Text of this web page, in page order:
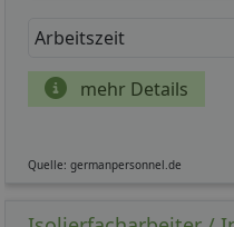
Arbeitszeit
mehr Details
Quelle: germanpersonnel.de